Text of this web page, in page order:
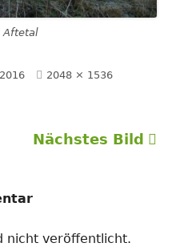
Aftetal
Volle
2048 × 1536
Nächstes Bild
nicht veröffentlicht.